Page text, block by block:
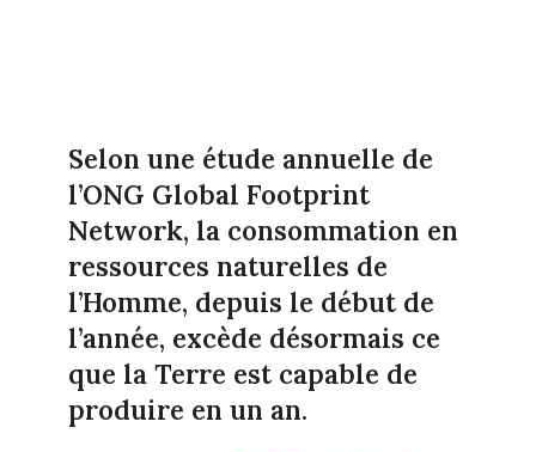
Selon une étude annuelle de
l’ONG Global Footprint
Network, la consommation en
ressources naturelles de
l’Homme, depuis le début de
l’année, excède désormais ce
que la Terre est capable de
produire en un an.